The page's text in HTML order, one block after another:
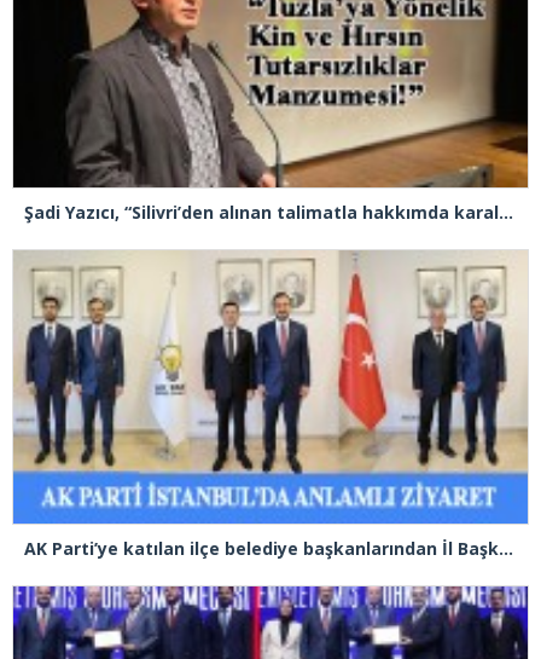
Şadi Yazıcı, “Silivri’den alınan talimatla hakkımda karalama kampanyası yürütülüyor”
AK Parti’ye katılan ilçe belediye başkanlarından İl Başkanı Özdemir’e ziyaret